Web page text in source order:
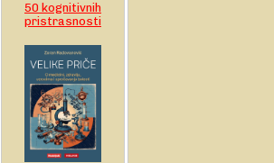
50 kognitivnih
pristrasnosti